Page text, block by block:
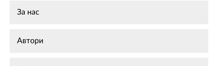
За нас
Автори